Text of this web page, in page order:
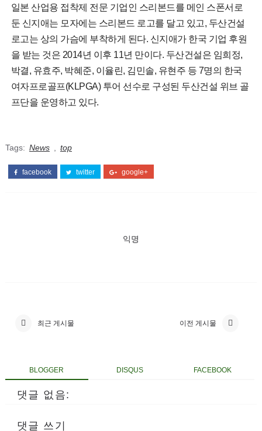
일본 산업용 접착제 전문 기업인 스리본드를 메인 스폰서로
둔 신지애는 모자에는 스리본드 로고를 달고 있고, 두산건설
로고는 상의 가슴에 부착하게 된다. 신지애가 한국 기업 후원
을 받는 것은 2014년 이후 11년 만이다. 두산건설은 임희정,
박결, 유효주, 박혜준, 이율린, 김민솔, 유현주 등 7명의 한국
여자프로골프(KLPGA) 투어 선수로 구성된 두산건설 위브 골
프단을 운영하고 있다.
Tags: News top
facebook twitter google+
익명
최근 게시물 이전 게시물
BLOGGER DISQUS FACEBOOK
댓글 없음:
댓글 쓰기